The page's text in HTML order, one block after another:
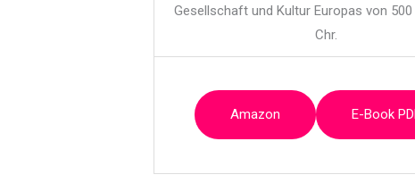
Gesellschaft und Kultur Europas von 500
Chr.
Amazon E-Book